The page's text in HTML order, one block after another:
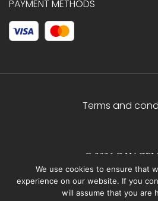
PAYMENT METHODS
Terms and
© 2026
We use cookies to ensure that
experience on our website. If you
will assume that you are